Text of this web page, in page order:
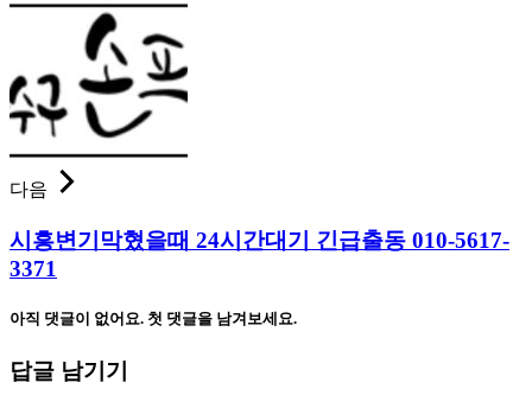
다음
시흥변기막혔을때 24시간대기 긴급출동 010-5617-
3371
아직 댓글이 없어요. 첫 댓글을 남겨보세요.
답글 남기기